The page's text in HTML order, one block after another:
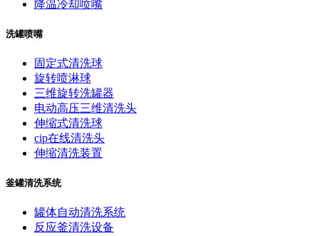
降温冷却喷嘴
洗罐喷嘴
固定式清洗球
旋转喷淋球
三维旋转洗罐器
电动高压三维清洗头
伸缩式清洗球
cip在线清洗头
伸缩清洗装置
釜罐清洗系统
罐体自动清洗系统
反应釜清洗设备